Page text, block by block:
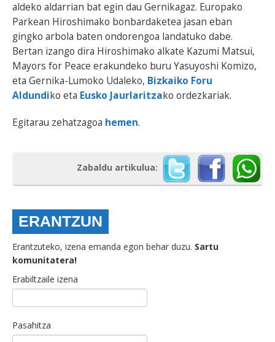
aldeko aldarrian bat egin dau Gernikagaz. Europako
Parkean Hiroshimako bonbardaketea jasan eban
gingko arbola baten ondorengoa landatuko dabe.
Bertan izango dira Hiroshimako alkate Kazumi Matsui,
Mayors for Peace erakundeko buru Yasuyoshi Komizo,
eta Gernika-Lumoko Udaleko, Bizkaiko Foru
Aldundiko eta Eusko Jaurlaritzako ordezkariak.
Egitarau zehatzagoa hemen.
Zabaldu artikulua:
ERANTZUN
Erantzuteko, izena emanda egon behar duzu. Sartu
komunitatera!
Erabiltzaile izena
Pasahitza